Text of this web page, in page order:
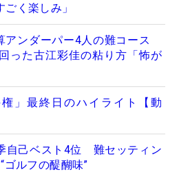
く楽しみ」
アンダーパー4人の難コース
った古江彩佳の粘り方「怖が
権」最終日のハイライト【動
自己ベスト4位 難セッティン
ゴルフの醍醐味”